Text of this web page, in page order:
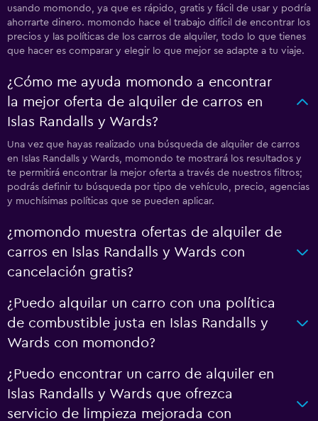
usando momondo, ya que es rápido, gratis y fácil de usar y podría
ahorrarte dinero. momondo hace el trabajo difícil de encontrar los
precios y las políticas de los carros de alquiler, todo lo que tienes
que hacer es comparar y elegir lo que mejor se adapte a tu viaje.
¿Cómo me ayuda momondo a encontrar
la mejor oferta de alquiler de carros en
Islas Randalls y Wards?
Una vez que hayas realizado una búsqueda de alquiler de carros
en Islas Randalls y Wards, momondo te mostrará los resultados y
te permitirá encontrar la mejor oferta a través de nuestros filtros;
podrás definir tu búsqueda por tipo de vehículo, precio, agencias
y muchísimas políticas que se pueden aplicar.
¿momondo muestra ofertas de alquiler de
carros en Islas Randalls y Wards con
cancelación gratis?
¿Puedo alquilar un carro con una política
de combustible justa en Islas Randalls y
Wards con momondo?
¿Puedo encontrar un carro de alquiler en
Islas Randalls y Wards que ofrezca
servicio de limpieza mejorada con